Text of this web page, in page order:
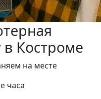
Костроме
на месте
часа